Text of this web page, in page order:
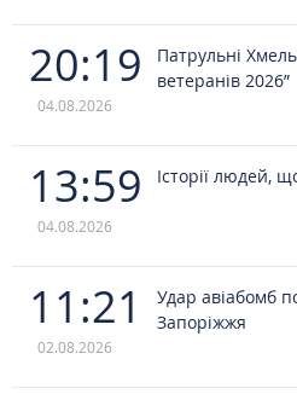
20:19
04.08.2026
Патрульні
ветеранів 2026”
13:59
04.08.2026
Історії людей,
11:21
02.08.2026
Удар авіабомб
Запоріжжя